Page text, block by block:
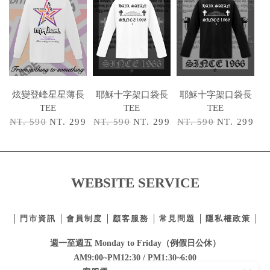
炫變登峰星星薄長
TEE
NT. 590 NT. 299
耶穌十字架口袋長
TEE
NT. 590 NT. 299
耶穌十字架口袋長
TEE
NT. 590 NT. 299
WEBSITE SERVICE
門市資訊 會員制度 顧客服務 常見問題 隱私權政策
週一至週五 Monday to Friday（例假日公休）
AM9:00~PM12:30 / PM1:30~6:00